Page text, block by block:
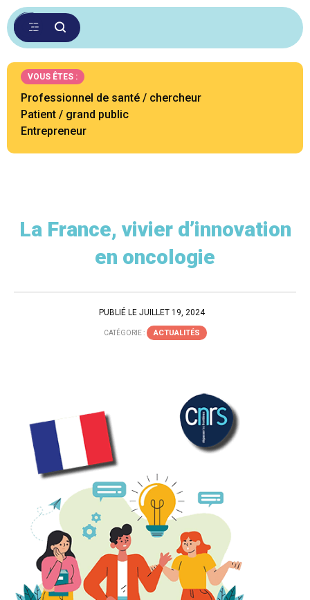
VOUS ÊTES :
Professionnel de santé / chercheur
Patient / grand public
Entrepreneur
La France, vivier d’innovation
en oncologie
PUBLIÉ LE JUILLET 19, 2024
CATÉGORIE : ACTUALITÉS